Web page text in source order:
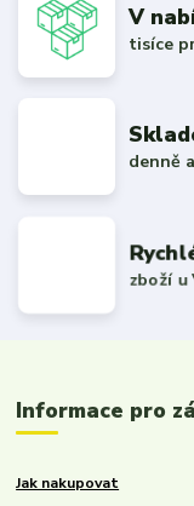
V
tisíce
denně
zboží u
Informace pro
Jak nakupovat